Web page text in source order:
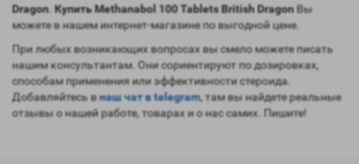
Dragon. Купить Methanabol 100 Tablets British DragonВы
можете в нашем интернет-магазине по выгодной цене.
При любых возникающих вопросах вы смело можете писать
нашим консультантам. Они сориентируют по дозировках,
способам применения или эффективности стероида.
Добавляйтесь внаш чат в telegram, там вы найдете реальные
отзывы о нашей работе, товарах и о нас самих. Пишите!